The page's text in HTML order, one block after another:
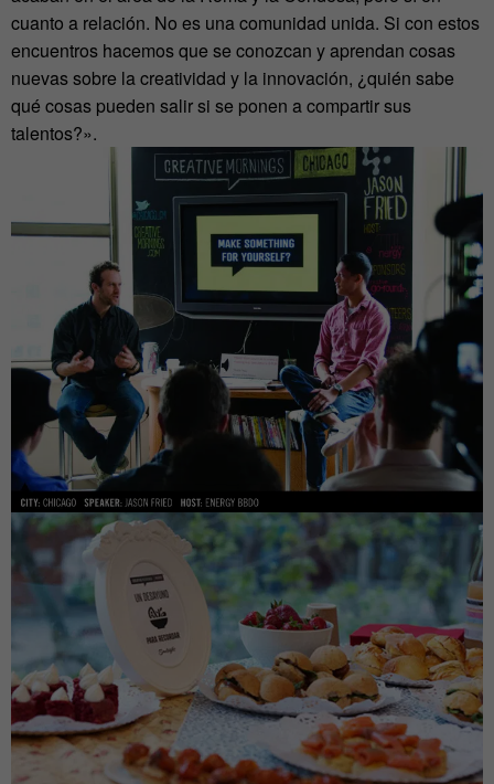
cuanto a relación. No es una comunidad unida. Si con estos
encuentros hacemos que se conozcan y aprendan cosas
nuevas sobre la creatividad y la innovación, ¿quién sabe
qué cosas pueden salir si se ponen a compartir sus
talentos?».